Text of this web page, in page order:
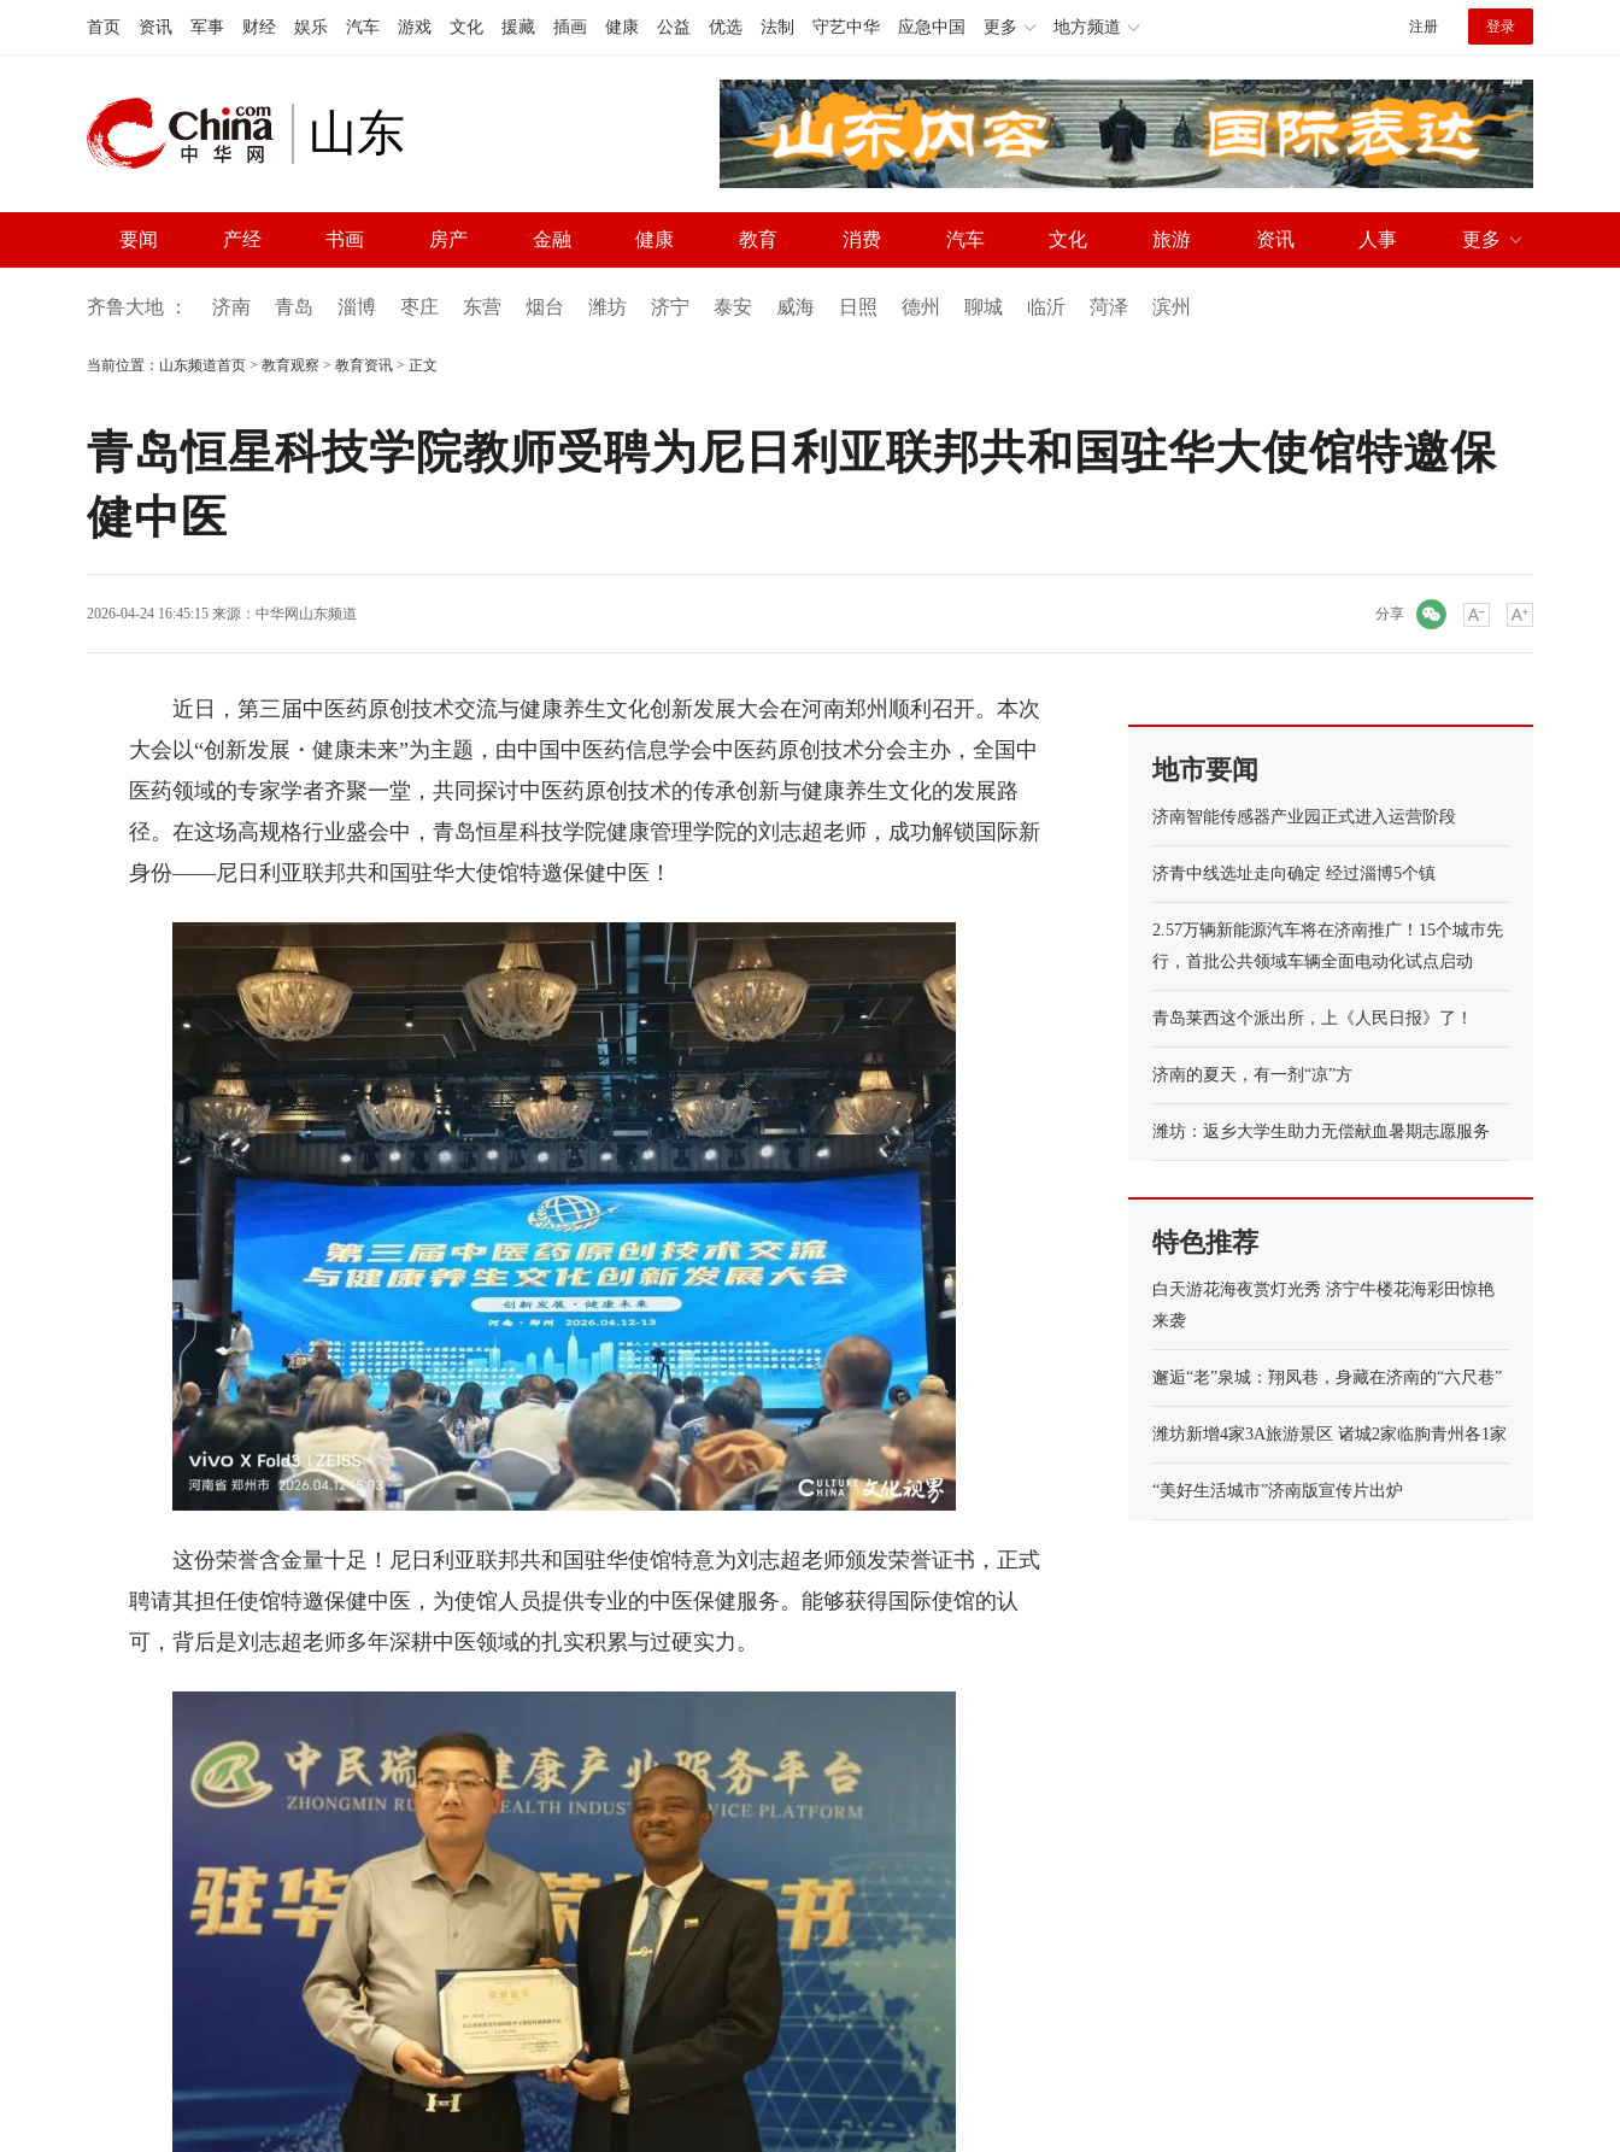
首页 资讯 军事 财经 娱乐 汽车 游戏 文化 援藏 插画 健康 公益 优选 法制 守艺中华 应急中国 更多 地方频道 注册 登录
山东
要闻 产经 书画 房产 金融 健康 教育 消费 汽车 文化 旅游 资讯 人事 更多
齐鲁大地 ： 济南 青岛 淄博 枣庄 东营 烟台 潍坊 济宁 泰安 威海 日照 德州 聊城 临沂 菏泽 滨州
当前位置： 山东频道首页 > 教育观察 > 教育资讯 > 正文
青岛恒星科技学院教师受聘为尼日利亚联邦共和国驻华大使馆特邀保
健中医
2026-04-24 16:45:15 来源： 中华网山东频道 分享
近日，第三届中医药原创技术交流与健康养生文化创新发展大会在河南郑州顺利召开。本次
大会以“创新发展・健康未来”为主题，由中国中医药信息学会中医药原创技术分会主办，全国中
医药领域的专家学者齐聚一堂，共同探讨中医药原创技术的传承创新与健康养生文化的发展路
径。在这场高规格行业盛会中， 青岛恒星科技学院健康管理学院的刘志超老师，成功解锁国际新
身份——尼日利亚联邦共和国驻华大使馆特邀保健中医！
这份荣誉含金量十足！尼日利亚联邦共和国驻华使馆特意为刘志超老师颁发荣誉证书，正式
聘请其担任使馆特邀保健中医，为使馆人员提供专业的中医保健服务。能够获得国际使馆的认
可，背后是刘志超老师多年深耕中医领域的扎实积累与过硬实力。
地市要闻
济南智能传感器产业园正式进入运营阶段
济青中线选址走向确定 经过淄博5个镇
2.57万辆新能源汽车将在济南推广！15个城市先
行，首批公共领域车辆全面电动化试点启动
青岛莱西这个派出所，上《人民日报》了！
济南的夏天，有一剂“凉”方
潍坊：返乡大学生助力无偿献血暑期志愿服务
特色推荐
白天游花海夜赏灯光秀 济宁牛楼花海彩田惊艳
来袭
邂逅“老”泉城：翔凤巷，身藏在济南的“六尺巷”
潍坊新增4家3A旅游景区 诸城2家临朐青州各1家
“美好生活城市”济南版宣传片出炉